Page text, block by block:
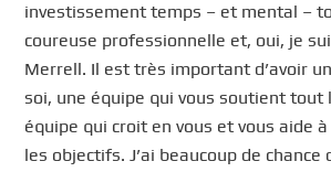
investissement temps – et mental –
coureuse professionnelle et, oui, je
Merrell. Il est très important d’avoir
soi, une équipe qui vous soutient tout
équipe qui croit en vous et vous aide
les objectifs. J’ai beaucoup de